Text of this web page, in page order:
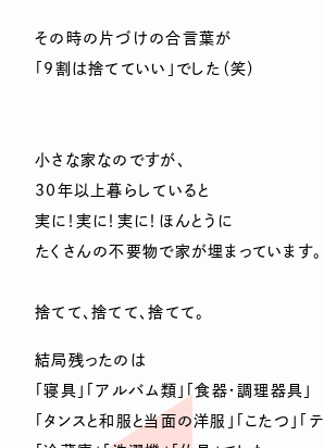
その時の片づけの合言葉が
「9割は捨てていい」でした（笑）
小さな家なのですが、
30年以上暮らしていると
実に！実に！実に！ほんとうに
たくさんの不要物で家が埋まっています。
捨てて、捨てて、捨てて。
結局残ったのは
「寝具」「アルバム類」「食器・調理器具」
「タンスと和服と当面の洋服」「こたつ」「